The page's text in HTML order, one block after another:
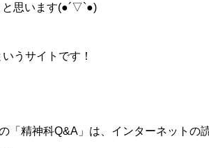
思います(●︎´▽︎`●︎)
うサイトです！
「精神科Q&A」は、インターネットの